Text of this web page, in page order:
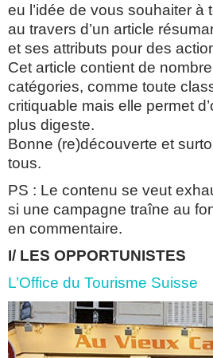
eu l’idée de vous souhaiter à
au travers d’un article
et ses attributs pour des
Cet article contient de
catégories, comme toute
critiquable mais elle permet
plus digeste.
Bonne (re)découverte et
tous.
PS : Le contenu se veut
si une campagne traîne au
en commentaire.
I/ LES OPPORTUNISTES
L’Office du Tourisme Suisse